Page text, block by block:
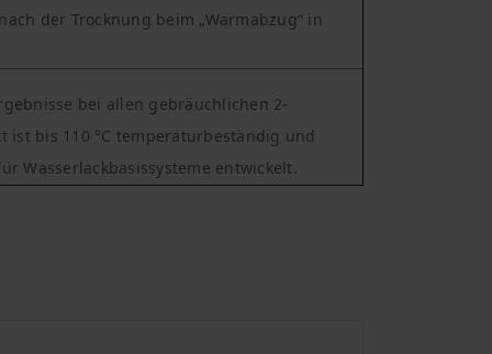
der Trocknung beim „Warmabzug“ in
bei allen gebräuchlichen 2-
ist bis 110 °C temperaturbeständig und
Wasserlackbasissysteme entwickelt.